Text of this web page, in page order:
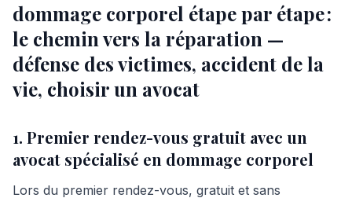
dommage corporel étape par étape :
le chemin vers la réparation —
défense des victimes, accident de la
vie, choisir un avocat
1. Premier rendez-vous gratuit avec un
avocat spécialisé en dommage corporel
Lors du premier rendez-vous, gratuit et sans